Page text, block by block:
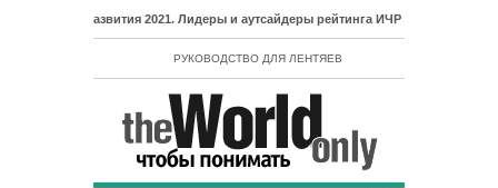
2021. Лидеры и аутсайдеры рейтинга ИЧР
РУКОВОДСТВО ДЛЯ ЛЕНТЯЕВ